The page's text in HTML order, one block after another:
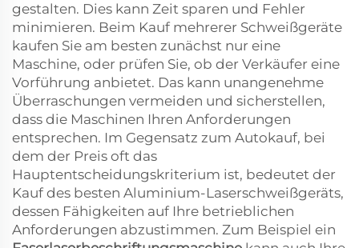
gestalten. Dies kann Zeit sparen und Fehler
minimieren. Beim Kauf mehrerer Schweißgeräte
kaufen Sie am besten zunächst nur eine
Maschine, oder prüfen Sie, ob der Verkäufer eine
Vorführung anbietet. Das kann unangenehme
Überraschungen vermeiden und sicherstellen,
dass die Maschinen Ihren Anforderungen
entsprechen. Im Gegensatz zum Autokauf, bei
dem der Preis oft das
Hauptentscheidungskriterium ist, bedeutet der
Kauf des besten Aluminium-Laserschweißgeräts,
dessen Fähigkeiten auf Ihre betrieblichen
Anforderungen abzustimmen. Zum Beispiel ein